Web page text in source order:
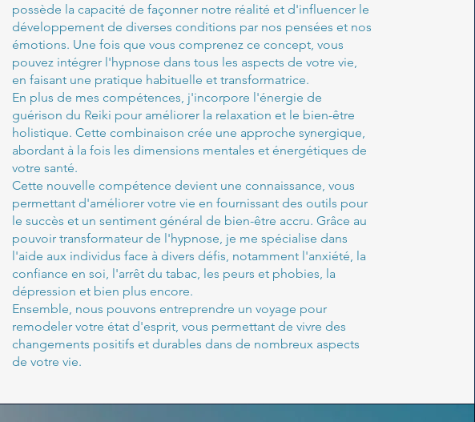
possède la capacité de façonner notre réalité et d'influencer le
développement de diverses conditions par nos pensées et nos
émotions. Une fois que vous comprenez ce concept, vous
pouvez intégrer l'hypnose dans tous les aspects de votre vie,
en faisant une pratique habituelle et transformatrice.
En plus de mes compétences, j'incorpore l'énergie de
guérison du Reiki pour améliorer la relaxation et le bien-être
holistique. Cette combinaison crée une approche synergique,
abordant à la fois les dimensions mentales et énergétiques de
votre santé.
Cette nouvelle compétence devient une connaissance, vous
permettant d'améliorer votre vie en fournissant des outils pour
le succès et un sentiment général de bien-être accru. Grâce au
pouvoir transformateur de l'hypnose, je me spécialise dans
l'aide aux individus face à divers défis, notamment l'anxiété, la
confiance en soi, l'arrêt du tabac, les peurs et phobies, la
dépression et bien plus encore.
Ensemble, nous pouvons entreprendre un voyage pour
remodeler votre état d'esprit, vous permettant de vivre des
changements positifs et durables dans de nombreux aspects
de votre vie.